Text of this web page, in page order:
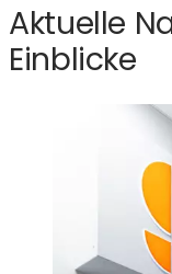
Aktuelle
Einblicke